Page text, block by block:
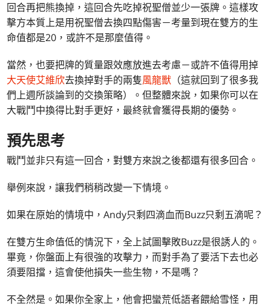
回合再把熊換掉，這回合先吃掉祝聖僧並少一張牌。這樣攻
擊方本質上是用祝聖僧去換四點傷害－考量到現在雙方的生
命值都是20，或許不是那麼值得。
當然，也要把牌的質量跟效應放進去考慮－或許不值得用掉
大天使艾維欣去換掉對手的兩隻風龍獸 （這就回到了很多我
們上週所談論到的交換策略）。但整體來說，如果你可以在
大戰鬥中換得比對手更好，最終就會獲得長期的優勢。
預先思考
戰鬥並非只有這一回合，對雙方來說之後都還有很多回合。
舉例來說，讓我們稍稍改變一下情境。
如果在原始的情境中，Andy只剩四滴血而Buzz只剩五滴呢？
在雙方生命值低的情況下，全上試圖擊敗Buzz是很誘人的。
畢竟，你盤面上有很強的攻擊力，而對手為了要活下去也必
須要阻擋，這會使他損失一些生物，不是嗎？
不全然是。如果你全家上，他會把蠻荒低語者餵給雪怪，用